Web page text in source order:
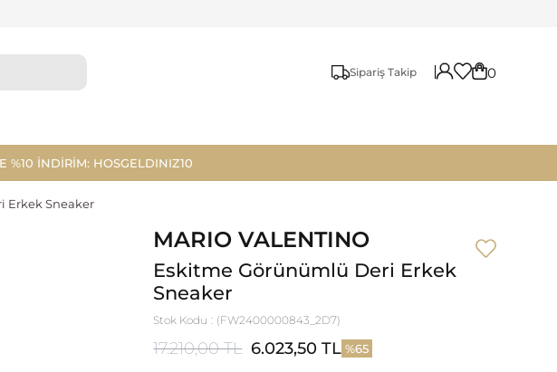
Sipariş Takip 0
%10 İNDİRİM: HOSGELDINIZ10
Erkek Sneaker
MARIO VALENTINO
Eskitme Görünümlü Deri Erkek
Sneaker
Stok Kodu (FW2400000843_2D7)
17.210,00 TL 6.023,50 TL 65